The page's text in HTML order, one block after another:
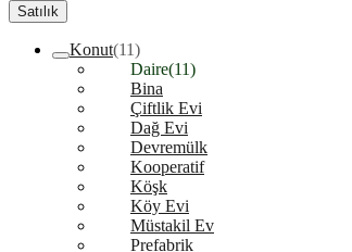
Satılık
Konut(11)
Daire(11)
Bina
Çiftlik Evi
Dağ Evi
Devremülk
Kooperatif
Köşk
Köy Evi
Müstakil Ev
Prefabrik